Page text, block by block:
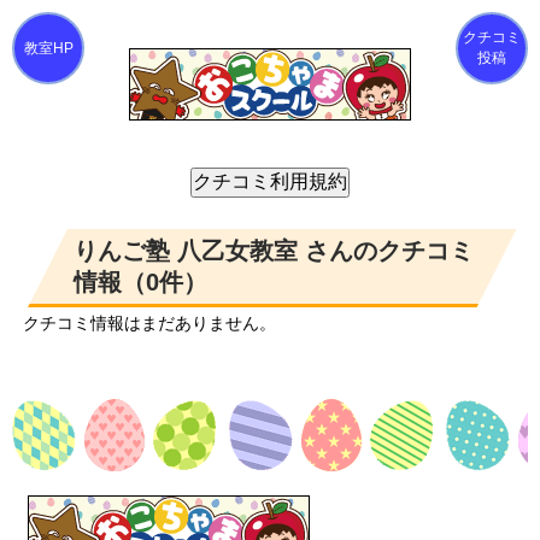
クチコミ
投稿
りんご塾 八乙女教室 さんのクチコミ
情報（0件）
クチコミ情報はまだありません。